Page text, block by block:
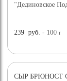
"Дединовское
239 руб. - 100г
ХИТ ПРОДАЖ
СЫР БРЮНОСТ